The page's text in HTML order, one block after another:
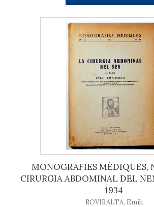
MONOGRAFIES MÈDIQUES,
CIRURGIA ABDOMINAL DEL
1934
ROVIRALTA, Emili